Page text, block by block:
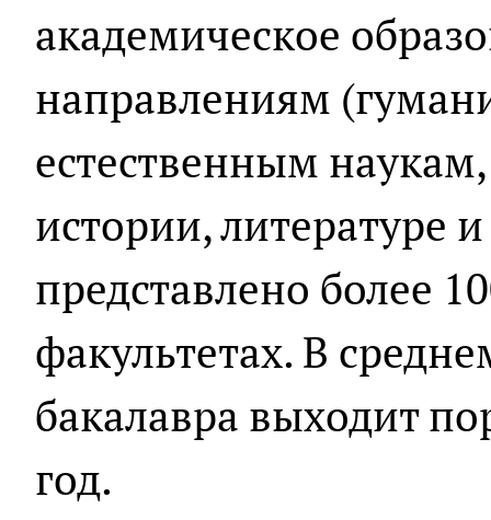
академическое
направлениям
естественным
истории, литературе
представлено более
факультетах. В
бакалавра выходит
год.